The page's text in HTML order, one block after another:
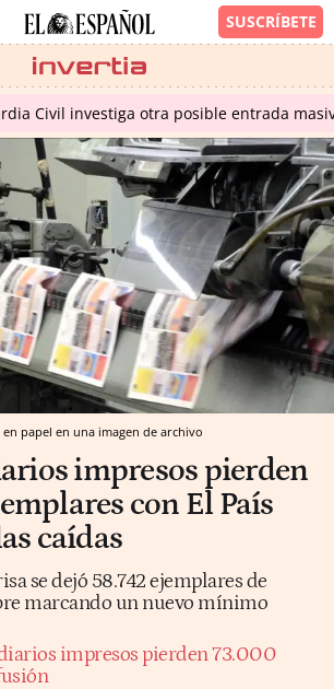
Civil investiga otra posible entrada
papel en una imagen de archivo
impresos pierden
con El País
caídas
se dejó 58.742 ejemplares de
marcando un nuevo mínimo
impresos pierden 73.000